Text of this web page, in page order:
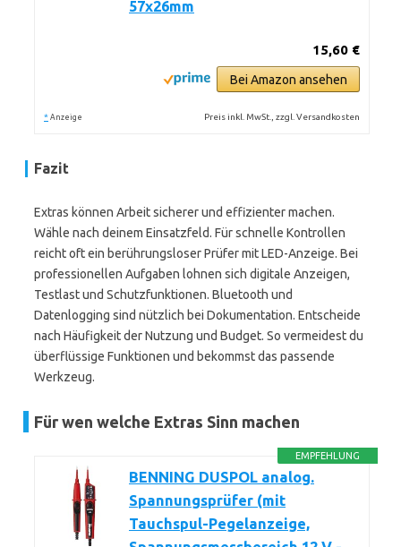
57x26mm
15,60 €
Bei Amazon ansehen
* Anzeige Preis inkl. MwSt., zzgl. Versandkosten
Fazit
Extras können Arbeit sicherer und effizienter machen.
Wähle nach deinem Einsatzfeld. Für schnelle Kontrollen
reicht oft ein berührungsloser Prüfer mit LED-Anzeige. Bei
professionellen Aufgaben lohnen sich digitale Anzeigen,
Testlast und Schutzfunktionen. Bluetooth und
Datenlogging sind nützlich bei Dokumentation. Entscheide
nach Häufigkeit der Nutzung und Budget. So vermeidest du
überflüssige Funktionen und bekommst das passende
Werkzeug.
Für wen welche Extras Sinn machen
EMPFEHLUNG
BENNING DUSPOL analog.
Spannungsprüfer (mit
Tauchspul-Pegelanzeige,